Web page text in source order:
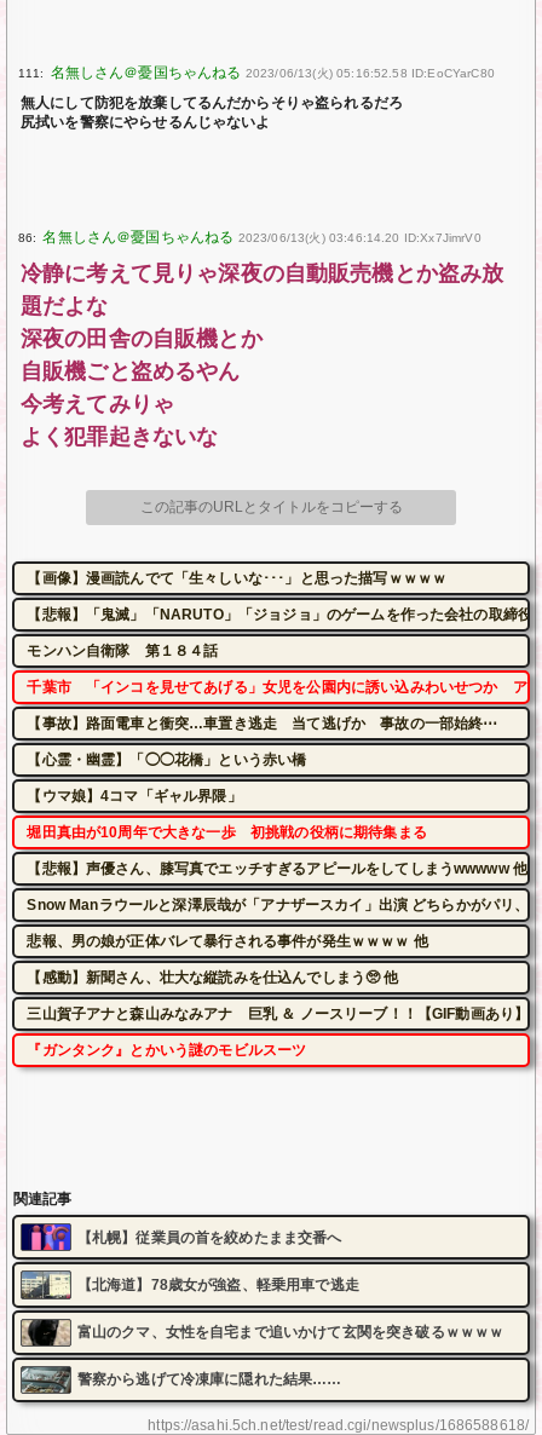
111: 2023/06/13(火) 05:16:52.58 ID:EoCYarC80
無人にして防犯を放棄してるんだからそりゃ盗られるだろ
尻拭いを警察にやらせるんじゃないよ
86: 2023/06/13(火) 03:46:14.20 ID:Xx7JimrV0
冷静に考えて見りゃ深夜の自動販売機とか盗み放
題だよな
深夜の田舎の自販機とか
自販機ごと盗めるやん
今考えてみりゃ
よく犯罪起きないな
https://asahi.5ch.net/test/read.cgi/newsplus/1686588618/
この記事のURLとタイトルをコピーする
【画像】漫画読んでて「生々しいな･･･」と思った描写ｗｗｗｗ
【悲報】「鬼滅」「NARUTO」「ジョジョ」のゲームを作った会社の取締
モンハン自衛隊 第１８４話
千葉市 「インコを見せてあげる」女児を公園内に誘い込みわいせつか ア
【事故】路面電車と衝突…車置き逃走 当て逃げか 事故の一部始終⋯
【心霊・幽霊】「◯◯花橋」という赤い橋
【ウマ娘】4コマ「ギャル界隈」
堀田真由が10周年で大きな一歩 初挑戦の役柄に期待集まる
【悲報】声優さん、膝写真でエッチすぎるアピールをしてしまうwwwww 他
Snow Manラウールと深澤辰哉が「アナザースカイ」出演 どちらかがパリ、
悲報、男の娘が正体バレて暴行される事件が発生ｗｗｗｗ 他
【感動】新聞さん、壮大な縦読みを仕込んでしまう🥺 他
三山賀子アナと森山みなみアナ 巨乳 ＆ ノースリーブ！！【GIF動画あり】
『ガンタンク』とかいう謎のモビルスーツ
関連記事
【札幌】従業員の首を絞めたまま交番へ
【北海道】78歳女が強盗、軽乗用車で逃走
富山のクマ、女性を自宅まで追いかけて玄関を突き破るｗｗｗｗ
警察から逃げて冷凍庫に隠れた結果……